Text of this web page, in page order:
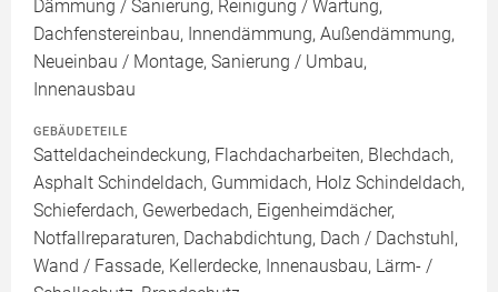
Dämmung / Sanierung, Reinigung / Wartung,
Dachfenstereinbau, Innendämmung, Außendämmung,
Neueinbau / Montage, Sanierung / Umbau,
Innenausbau
GEBÄUDETEILE
Satteldacheindeckung, Flachdacharbeiten, Blechdach,
Asphalt Schindeldach, Gummidach, Holz Schindeldach,
Schieferdach, Gewerbedach, Eigenheimdächer,
Notfallreparaturen, Dachabdichtung, Dach / Dachstuhl,
Wand / Fassade, Kellerdecke, Innenausbau, Lärm- /